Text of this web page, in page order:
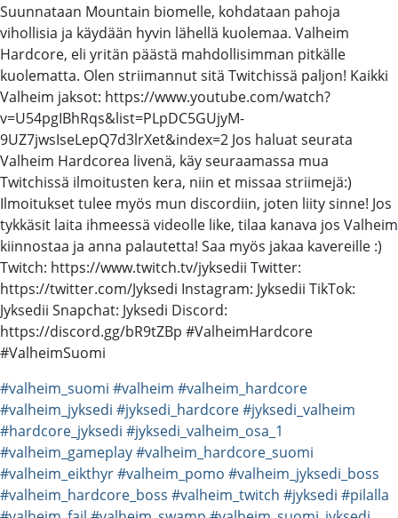
Suunnataan Mountain biomelle, kohdataan pahoja
vihollisia ja käydään hyvin lähellä kuolemaa. Valheim
Hardcore, eli yritän päästä mahdollisimman pitkälle
kuolematta. Olen striimannut sitä Twitchissä paljon! Kaikki
Valheim jaksot: https://www.youtube.com/watch?
v=U54pgIBhRqs&list=PLpDC5GUjyM-
9UZ7jwsIseLepQ7d3lrXet&index=2 Jos haluat seurata
Valheim Hardcorea livenä, käy seuraamassa mua
Twitchissä ilmoitusten kera, niin et missaa striimejä:)
Ilmoitukset tulee myös mun discordiin, joten liity sinne! Jos
tykkäsit laita ihmeessä videolle like, tilaa kanava jos Valheim
kiinnostaa ja anna palautetta! Saa myös jakaa kavereille :)
Twitch: https://www.twitch.tv/jyksedii Twitter:
https://twitter.com/Jyksedi Instagram: Jyksedii TikTok:
Jyksedii Snapchat: Jyksedi Discord:
https://discord.gg/bR9tZBp #ValheimHardcore
#ValheimSuomi
#valheim_suomi #valheim #valheim_hardcore
#valheim_jyksedi #jyksedi_hardcore#jyksedi_valheim
#hardcore_jyksedi #jyksedi_valheim_osa_1
#valheim_gameplay#valheim_hardcore_suomi
#valheim_eikthyr#valheim_pomo #valheim_jyksedi_boss
#valheim_hardcore_boss #valheim_twitch #jyksedi #pilalla